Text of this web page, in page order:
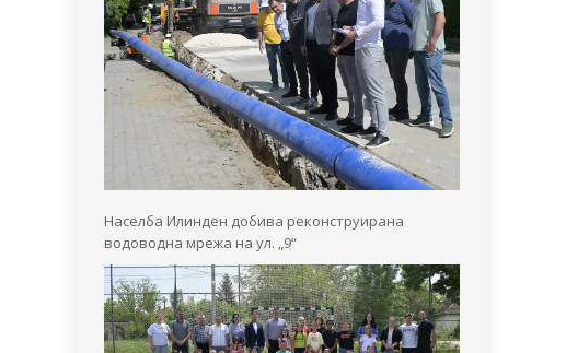
Населба Илинден добива реконструирана
водоводна мрежа на ул. „9“